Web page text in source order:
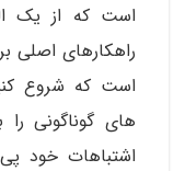
است که از یک
راهکارهای اصلی
است که شروع
های گوناگونی را
اشتباهات خود